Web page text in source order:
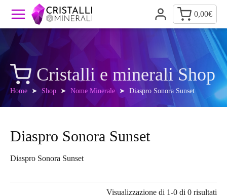
0,00€
Cristalli e minerali Shop
Home ➤ Shop ➤ Nome Minerale➤ Diaspro Sonora Sunset
Diaspro Sonora Sunset
Diaspro Sonora Sunset
Visualizzazione di 1-0 di 0 risultati